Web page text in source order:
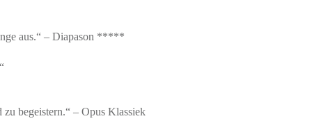
aus.“ – Diapason *****
begeistern.“ – Opus Klassiek